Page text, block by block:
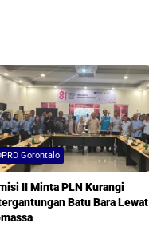
Gorontalo
II Minta PLN Kurangi
Batu Bara Lewat